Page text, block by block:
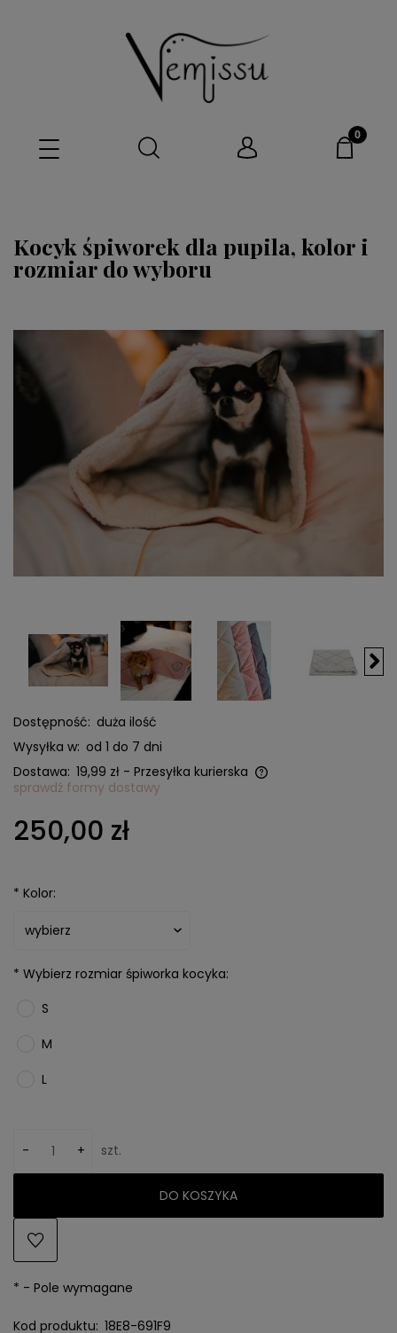
Kocyk śpiworek dla pupila, kolor i
rozmiar do wyboru
Dostępność: duża ilość
Wysyłka w: od 1 do 7 dni
Dostawa: 19,99 zł - Przesyłka kurierska
Cena nie zawiera ewentualnych kosztów płatności
sprawdź formy dostawy
250,00 zł
* Kolor:
* Wybierz rozmiar śpiworka kocyka:
S
M
L
- + szt.
DO KOSZYKA
* - Pole wymagane
Kod produktu: 18E8-691F9